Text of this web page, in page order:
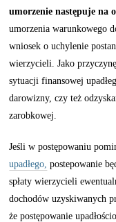
umorzenie następuje na
umorzenia warunkowego
wniosek o uchylenie
wierzycieli. Jako
sytuacji finansowej
darowizny, czy też
zarobkowej.
Jeśli w postępowaniu
upadłego, postepowanie
spłaty wierzycieli
dochodów uzyskiwanych
że postępowanie